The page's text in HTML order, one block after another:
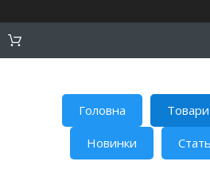
Головна Товари
Новинки